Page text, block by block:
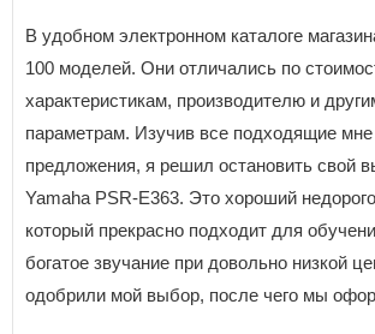
В удобном электронном каталоге
100 моделей. Они отличались по
характеристикам, производителю и
параметрам. Изучив все подходящие
предложения, я решил остановить свой
Yamaha PSR-E363. Это хороший
который прекрасно подходит для
богатое звучание при довольно низкой
одобрили мой выбор, после чего мы